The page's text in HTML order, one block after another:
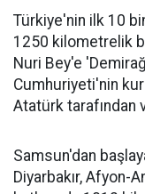
Türkiye'nin ilk 10
1250 kilometrelik
Nuri Bey'e
Cumhuriyeti'nin
Atatürk tarafından
Samsun'dan
Diyarbakır, Afyon-